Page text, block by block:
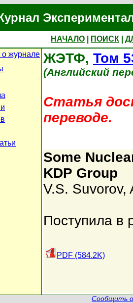
НАЧАЛО ПОИСК
журнале ЖЭТФ, Том
(Английский
Статья
переводе.
Some
KDP Group
V.S. Suvorov,
Поступила в
PDF (584.2K)
Сообщить о